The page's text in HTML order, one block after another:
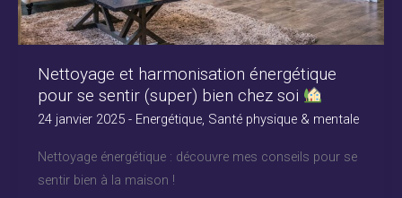
Nettoyage et harmonisation énergétique
pour se sentir (super) bien chez soi
24 janvier 2025 - Energétique, Santé physique & mentale
Nettoyage énergétique : découvre mes conseils pour se
sentir bien à la maison !